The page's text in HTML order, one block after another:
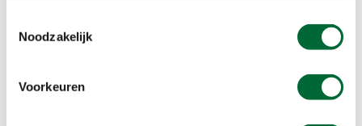
Noodzakelijk
Voorkeuren